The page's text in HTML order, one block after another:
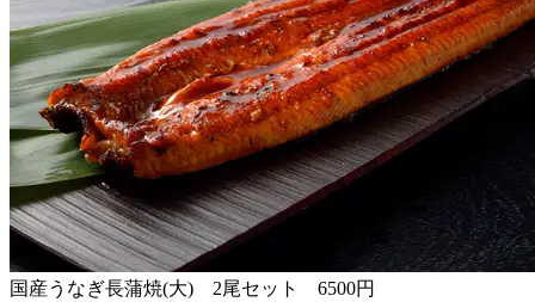
国産うなぎ長蒲焼(大) 2尾セット 6500円